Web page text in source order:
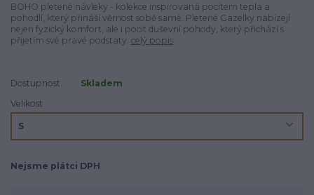
BOHO pletené návleky - kolekce inspirovaná pocitem tepla a
pohodlí, který přináší věrnost sobě samé. Pletené Gazelky nabízejí
nejen fyzický komfort, ale i pocit duševní pohody, který přichází s
přijetím své pravé podstaty. celý popis
Dostupnost
Skladem
Velikost
Nejsme plátci DPH